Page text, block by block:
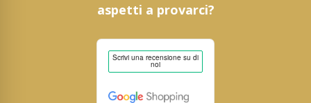
aspetti a provarci?